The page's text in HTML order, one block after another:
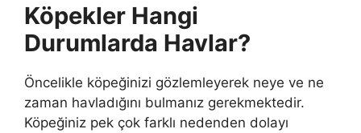
Köpekler Hangi
Durumlarda Havlar?
Öncelikle köpeğinizi gözlemleyerek neye ve ne
zaman havladığını bulmanız gerekmektedir.
Köpeğiniz pek çok farklı nedenden dolayı